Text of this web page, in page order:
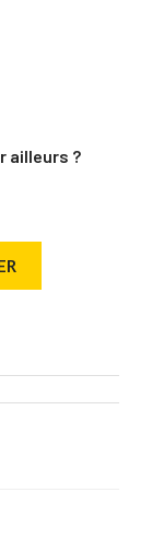
ailleurs ?